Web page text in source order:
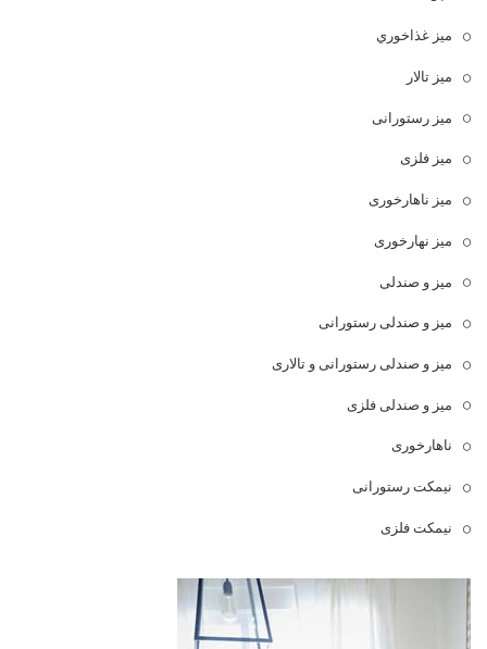
ميز غذاخوري
میز تالار
میز رستورانی
میز فلزی
میز ناهارخوری
میز نهارخوری
میز و صندلی
میز و صندلی رستورانی
میز و صندلی رستورانی و تالاری
میز و صندلی فلزی
ناهارخوری
نیمکت رستورانی
نیمکت فلزی